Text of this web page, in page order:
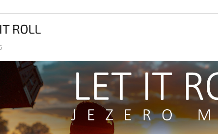
ROLL